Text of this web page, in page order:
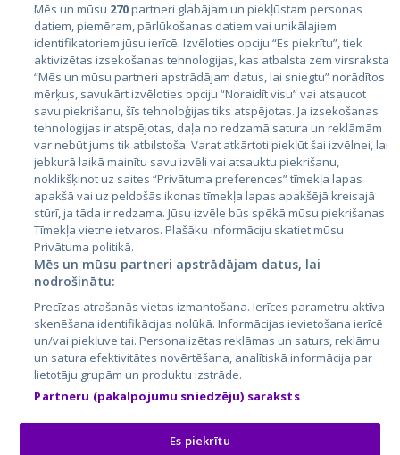
Valstis
Igaunija
Latvija
Lietuva
City24.lv
City24.ee
GetaPro.lv
GetaPro.ee
Skelbiu.lt
Autoplius.lt
Aruodas.lt
CVbankas.lt
Kainos.lt
Paslaugos.lt
auto24.ee
Osta.ee
KuldneBörs.ee
Mēs un mūsu 270partneri glabājam un piekļūstam personas
datiem, piemēram, pārlūkošanas datiem vai unikālajiem
identifikatoriem jūsu ierīcē. Izvēloties opciju “Es piekrītu”, tiek
aktivizētas izsekošanas tehnoloģijas, kas atbalsta zem virsraksta
“Mēs un mūsu partneri apstrādājam datus, lai sniegtu” norādītos
mērķus, savukārt izvēloties opciju “Noraidīt visu” vai atsaucot
savu piekrišanu, šīs tehnoloģijas tiks atspējotas. Ja izsekošanas
tehnoloģijas ir atspējotas, daļa no redzamā satura un reklāmām
var nebūt jums tik atbilstoša. Varat atkārtoti piekļūt šai izvēlnei, lai
jebkurā laikā mainītu savu izvēli vai atsauktu piekrišanu,
noklikšķinot uz saites “Privātuma preferences” tīmekļa lapas
apakšā vai uz peldošās ikonas tīmekļa lapas apakšējā kreisajā
stūrī, ja tāda ir redzama. Jūsu izvēle būs spēkā mūsu piekrišanas
Tīmekļa vietne ietvaros. Plašāku informāciju skatiet mūsu
Privātuma politikā.
Mēs un mūsu partneri apstrādājam datus, lai
nodrošinātu:
Precīzas atrašanās vietas izmantošana. Ierīces parametru aktīva
skenēšana identifikācijas nolūkā. Informācijas ievietošana ierīcē
un/vai piekļuve tai. Personalizētas reklāmas un saturs, reklāmu
un satura efektivitātes novērtēšana, analītiskā informācija par
lietotāju grupām un produktu izstrāde.
Partneru (pakalpojumu sniedzēju) saraksts
Es piekrītu